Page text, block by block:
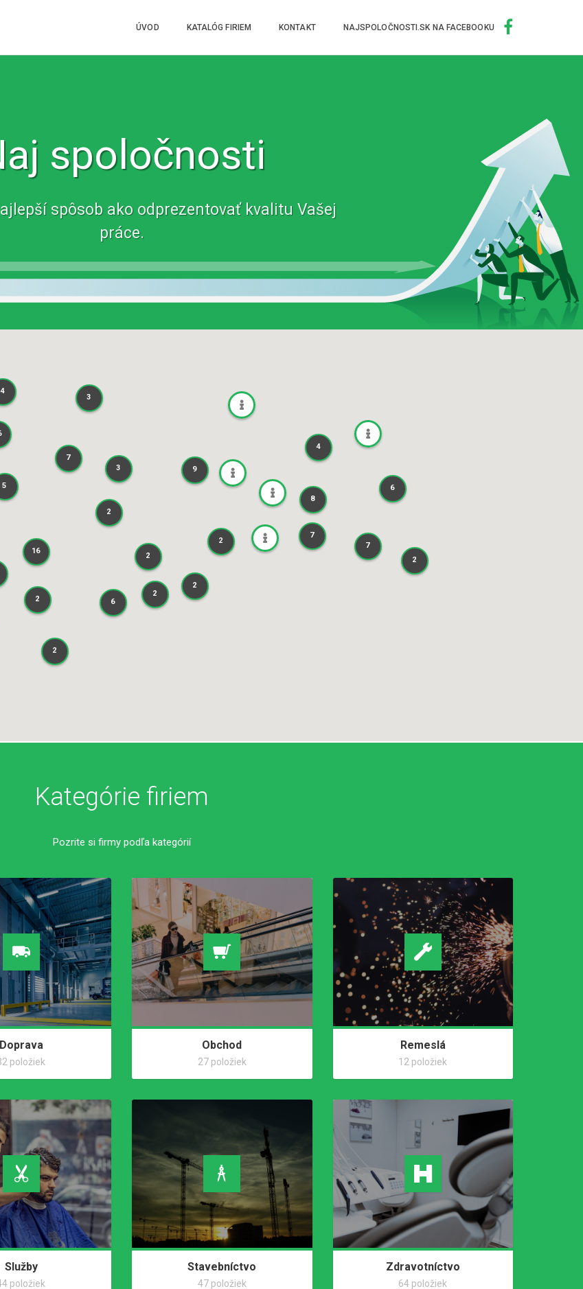
ÚVOD KATALÓG FIRIEM KONTAKT NAJSPOLOČNOSTI.SK NA FACEBOOKU
spoločnosti
spôsob ako odprezentovať kvalitu Vašej
práce.
6
7
8
16
9
2
2
2
2
2
2
4
6
7
7
2
3
2
4
3
5
6
7
8
16
9
2
2
2
2
2
2
4
6
7
7
2
3
2
4
3
5
Kategórie firiem
Pozrite si firmy podľa kategórií
Doprava
položiek
Obchod
27 položiek
Remeslá
12 položiek
Služby
položiek
Stavebníctvo
47 položiek
Zdravotníctvo
64 položiek